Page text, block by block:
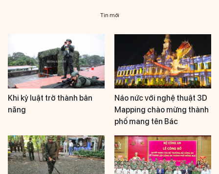
Tin mới
Khi kỷ luật trở thành bản
năng
Náo nức với nghệ thuật 3D
Mapping chào mừng thành
phố mang tên Bác